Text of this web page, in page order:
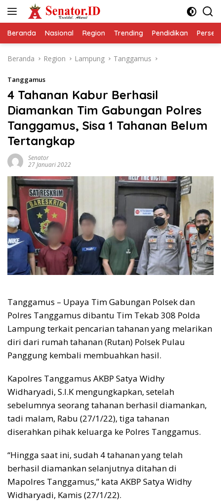
Beranda Nasional Region Trending Pendidikan
Beranda Region Lampung Tanggamus
Tanggamus
4 Tahanan Kabur Berhasil
Diamankan Tim Gabungan Polres
Tanggamus, Sisa 1 Tahanan Belum
Tertangkap
Senator
27 Januari 2022
Tanggamus – Upaya Tim Gabungan Polsek dan
Polres Tanggamus dibantu Tim Tekab 308 Polda
Lampung terkait pencarian tahanan yang melarikan
diri dari rumah tahanan (Rutan) Polsek Pulau
Panggung kembali membuahkan hasil.
Kapolres Tanggamus AKBP Satya Widhy
Widharyadi, S.I.K mengungkapkan, setelah
sebelumnya seorang tahanan berhasil diamankan,
tadi malam, Rabu (27/1/22), tiga tahanan
diserahkan pihak keluarga ke Polres Tanggamus.
“Hingga saat ini, sudah 4 tahanan yang telah
berhasil diamankan selanjutnya ditahan di
Mapolres Tanggamus,” kata AKBP Satya Widhy
Widharyadi, Kamis (27/1/22).